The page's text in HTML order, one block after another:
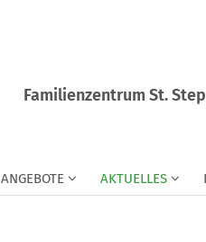
Familienzentrum St.
ANGEBOTE AKTUELLES